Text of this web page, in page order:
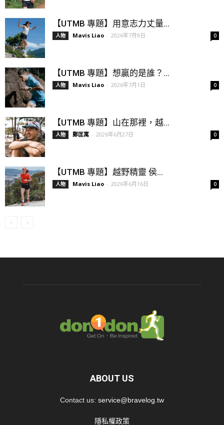
【UTMB 專題】用意志力丈量...
人物 Mavis Liao - 2026年7月9日 0
【UTMB 專題】想贏的是誰？...
人物 Mavis Liao - 2026年7月1日 0
【UTMB 專題】山在那裡，越...
人物 鄭匡寓 - 2026年6月27日 0
【UTMB 專題】越野精靈 侯...
人物 Mavis Liao - 2026年6月16日 0
ABOUT US
Contact us: service@bravelog.tw
隱私權政策